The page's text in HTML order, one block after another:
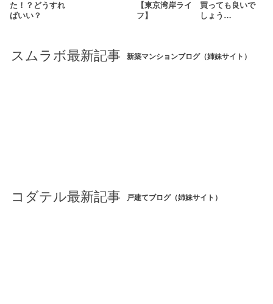
た！？どうすれ
ばいい？
【東京湾岸ライ
フ】
買っても良いで
しょう…
スムラボ最新記事 新築マンションブログ（姉妹サイト）
コダテル最新記事 戸建てブログ（姉妹サイト）